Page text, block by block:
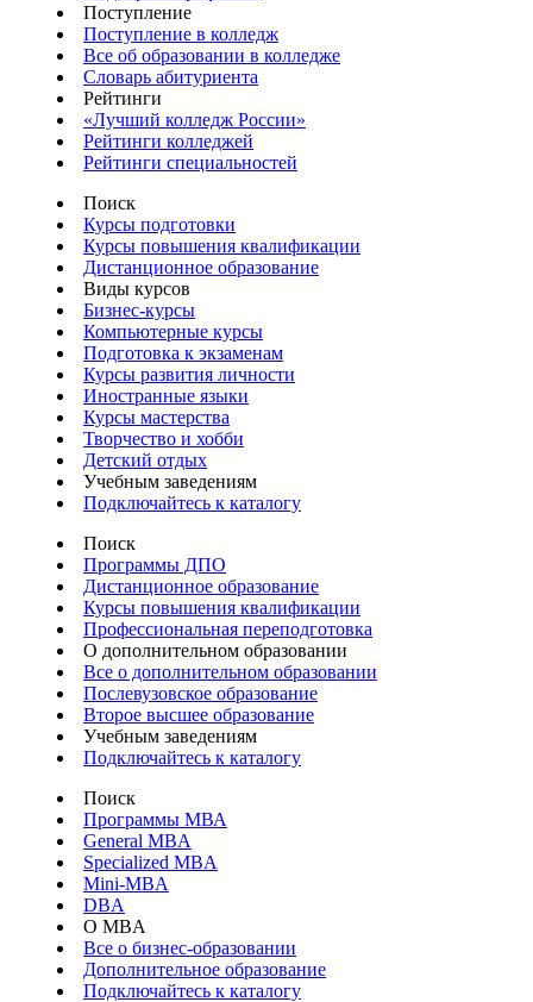
Поступление
Поступление в колледж
Все об образовании в колледже
Словарь абитуриента
Рейтинги
«Лучший колледж России»
Рейтинги колледжей
Рейтинги специальностей
Поиск
Курсы подготовки
Курсы повышения квалификации
Дистанционное образование
Виды курсов
Бизнес-курсы
Компьютерные курсы
Подготовка к экзаменам
Курсы развития личности
Иностранные языки
Курсы мастерства
Творчество и хобби
Детский отдых
Учебным заведениям
Подключайтесь к каталогу
Поиск
Программы ДПО
Дистанционное образование
Курсы повышения квалификации
Профессиональная переподготовка
О дополнительном образовании
Все о дополнительном образовании
Послевузовское образование
Второе высшее образование
Учебным заведениям
Подключайтесь к каталогу
Поиск
Программы МВА
General MBA
Specialized MBA
Mini-MBA
DBA
О MBA
Все о бизнес-образовании
Дополнительное образование
Подключайтесь к каталогу